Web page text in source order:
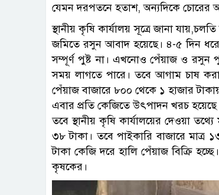
যেমন দরপতনে হতাশ, অন্যদিকে চোরের
স্থানীয় কৃষি কার্যালয় সূত্রে জানা
জমিতে রসুন আবাদ হয়েছে। ৪-৫ দিন
সম্পূর্ণ পুষ্ট না। এখনোও পেঁয়াজ ও রসুন
সময় লাগতে পারে। তবে আগাম চাষ করা
পেঁয়াজ বাজারে ৮০০ থেকে ১ হাজার
এবার প্রতি কেজিতে উৎপাদন খরচ
তবে স্থানীয় কৃষি কার্যালয়ের দেওয়া
৩৮ টাকা। তবে পাইকারি বাজারে
টাকা কেজি দরে হালি পেঁয়াজ বিক্রি
কৃষকের।